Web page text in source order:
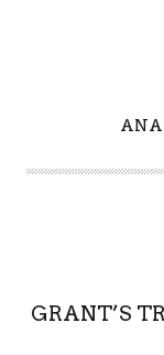
AUTHORANA
GRANT’S